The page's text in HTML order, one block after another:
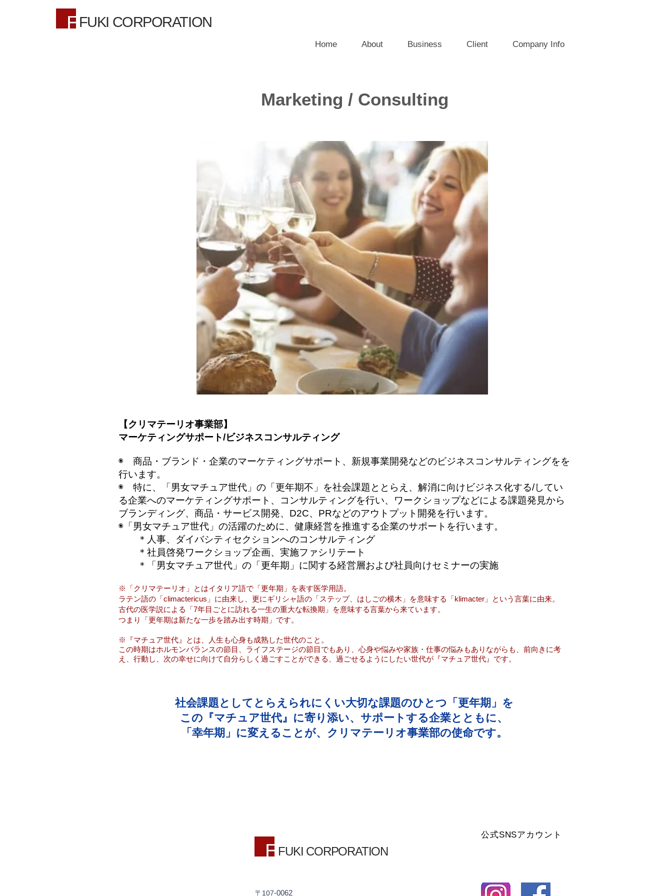
FUKI CORPORATION
Home About Business Client Company Info
Marketing / Consulting
【クリマテーリオ事業部】
マーケティングサポート/ビジネスコンサルティング
◉ 商品・ブランド・企業のマーケティングサポート、新規事業開発などのビジネスコンサルティングをを
行います。
◉ 特に、
「男女マチュア世代」の「更年期不」を社会課題ととらえ、解消に向けビジネス化する/してい
る企業へのマーケティングサポート、コンサルティングを行い、ワークショップなどによる課題発見から
ブランディング、商品・サービス開発、D2C、PRなどのアウトプット開発を行います。
◉ 「男女マチュア世代」の活躍のために、健康経営を推進する企業のサポートを行います。
＊人事、ダイバシティセクションへのコンサルティング
＊社員啓発ワークショップ企画、実施ファシリテート
＊「男女マチュア世代」の「更年期」に関する経営層および社員向けセミナーの実施
※「クリマテーリオ」とはイタリア語で「更年期」を表す医学用語。
ラテン語の「climactericus」に由来し、更にギリシャ語の「ステップ、はしごの横木」を意味する「klimacter」という言葉に由来。
古代の医学説による「7年目ごとに訪れる一生の重大な転換期」を意味する言葉から来ています。
つまり「更年期は新たな一歩を踏み出す時期」です。
※『マチュア世代』とは、人生も心身も成熟した世代のこと。
この時期はホルモンバランスの節目、ライフステージの節目でもあり、心身や悩みや家族・仕事の悩みもありながらも、前向きに考
え、行動し、次の幸せに向けて自分らしく過ごすことができる、過ごせるようにしたい世代が『マチュア世代』です。
社会課題としてとらえられにくい大切な課題のひとつ「更年期」を
この『マチュア世代』に寄り添い、サポートする企業とともに、
「幸年期」に変えることが、クリマテーリオ事業部の使命です。
FUKI CORPORATION
​〒107-0062​
公式SNSアカウント